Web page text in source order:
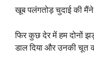
खूब पलंगतोड़ चुदाई की
फिर कुछ देर में हम दोनों
डाल दिया और उनकी चूत